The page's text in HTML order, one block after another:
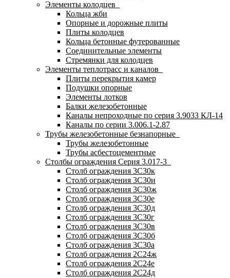
Элементы колодцев
Кольца жби
Опорные и дорожные плиты
Плиты колодцев
Кольца бетонные футерованные
Соединительные элементы
Стремянки для колодцев
Элементы теплотрасс и каналов
Плиты перекрытия камер
Подушки опорные
Элементы лотков
Балки железобетонные
Каналы непроходные по серия 3.9033 КЛ-14
Каналы по серии 3.006.1-2.87
Трубы железобетонные безнапорные
Трубы железобетонные
Трубы асбестоцементные
Столбы ограждения Серия 3.017-3
Столб ограждения 3С30к
Столб ограждения 3С30и
Столб ограждения 3С30ж
Столб ограждения 3С30е
Столб ограждения 3С30д
Столб ограждения 3С30г
Столб ограждения 3С30в
Столб ограждения 3С30б
Столб ограждения 3С30а
Столб ограждения 2С24ж
Столб ограждения 2С24е
Столб ограждения 2С24д